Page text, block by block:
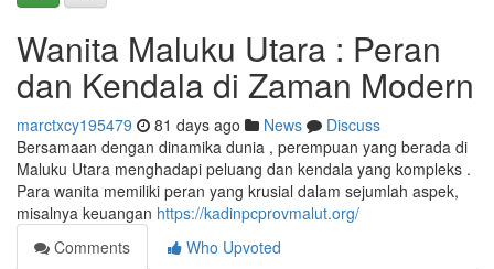
Wanita Maluku Utara : Peran
dan Kendala di Zaman Modern
marctxcy195479 81 days ago News
Discuss
Bersamaan dengan dinamika dunia , perempuan yang berada di
Maluku Utara menghadapi peluang dan kendala yang kompleks .
Para wanita memiliki peran yang krusial dalam sejumlah aspek,
misalnya keuangan https://kadinpcprovmalut.org/
Comments
Who Upvoted